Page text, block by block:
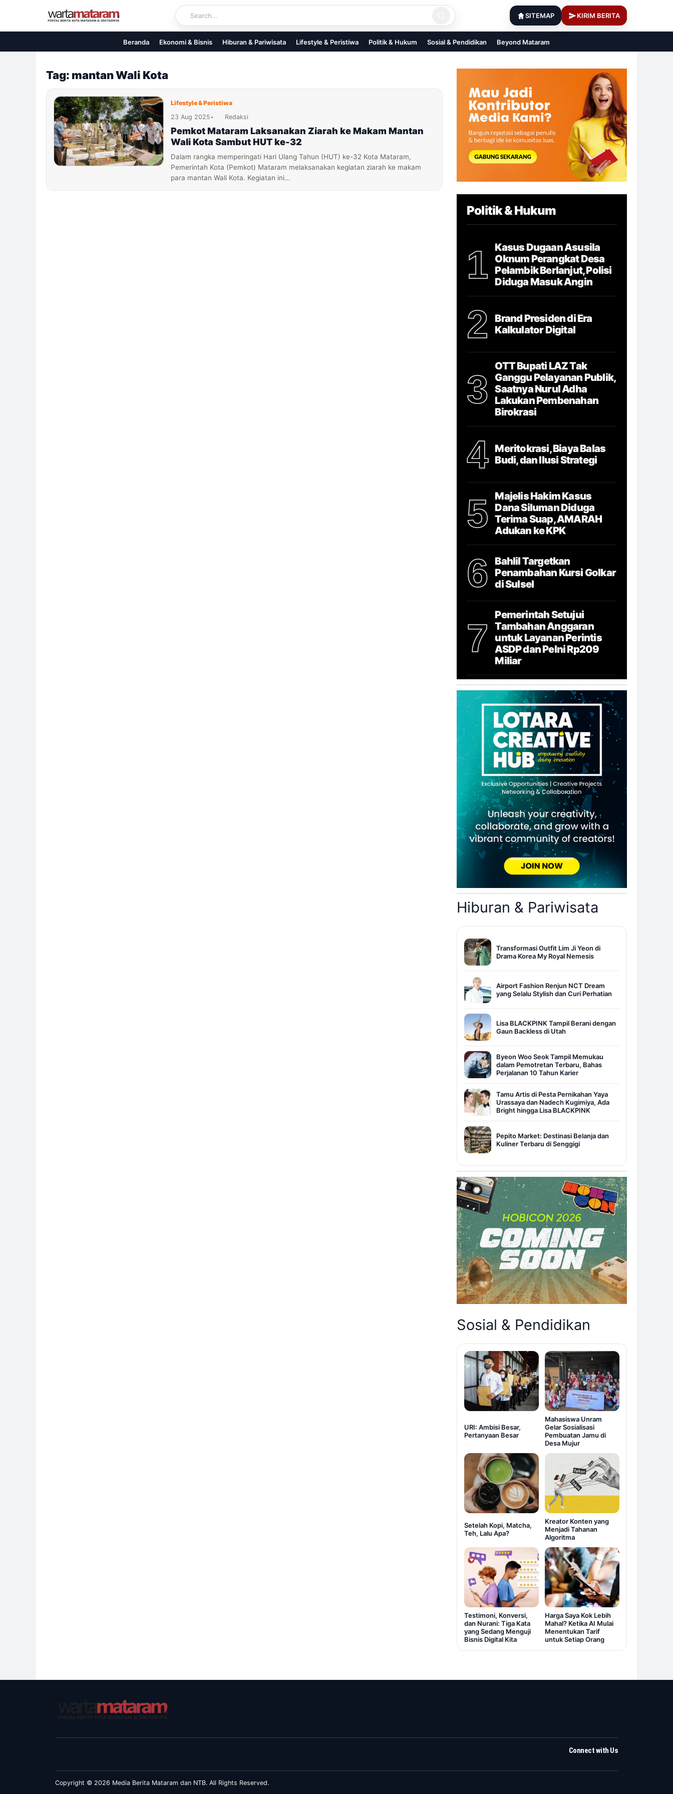
content
SITEMAP KIRIM BERITA
Beranda Ekonomi & Bisnis Hiburan & Pariwisata Lifestyle & Peristiwa Politik & Hukum Sosial & Pendidikan Beyond Mataram
Tag: mantan Wali Kota
Lifestyle & Peristiwa
23 Aug 2025• Redaksi
Pemkot Mataram Laksanakan Ziarah ke Makam Mantan
Wali Kota Sambut HUT ke-32
Dalam rangka memperingati Hari Ulang Tahun (HUT) ke-32 Kota Mataram,
Pemerintah Kota (Pemkot) Mataram melaksanakan kegiatan ziarah ke makam
para mantan Wali Kota. Kegiatan ini…
Politik & Hukum
1
Kasus Dugaan Asusila
Oknum Perangkat Desa
Pelambik Berlanjut, Polisi
Diduga Masuk Angin
2
Brand Presiden di Era
Kalkulator Digital
3
OTT Bupati LAZ Tak
Ganggu Pelayanan Publik,
Saatnya Nurul Adha
Lakukan Pembenahan
Birokrasi
4
Meritokrasi, Biaya Balas
Budi, dan Ilusi Strategi
5
Majelis Hakim Kasus
Dana Siluman Diduga
Terima Suap, AMARAH
Adukan ke KPK
6
Bahlil Targetkan
Penambahan Kursi Golkar
di Sulsel
7
Pemerintah Setujui
Tambahan Anggaran
untuk Layanan Perintis
ASDP dan Pelni Rp209
Miliar
Hiburan & Pariwisata
Transformasi Outfit Lim Ji Yeon di
Drama Korea My Royal Nemesis
Airport Fashion Renjun NCT Dream
yang Selalu Stylish dan Curi Perhatian
Lisa BLACKPINK Tampil Berani dengan
Gaun Backless di Utah
Byeon Woo Seok Tampil Memukau
dalam Pemotretan Terbaru, Bahas
Perjalanan 10 Tahun Karier
Tamu Artis di Pesta Pernikahan Yaya
Urassaya dan Nadech Kugimiya, Ada
Bright hingga Lisa BLACKPINK
Pepito Market: Destinasi Belanja dan
Kuliner Terbaru di Senggigi
Sosial & Pendidikan
URI: Ambisi Besar,
Pertanyaan Besar
Mahasiswa Unram
Gelar Sosialisasi
Pembuatan Jamu di
Desa Mujur
Setelah Kopi, Matcha,
Teh, Lalu Apa?
Kreator Konten yang
Menjadi Tahanan
Algoritma
Testimoni, Konversi,
dan Nurani: Tiga Kata
yang Sedang Menguji
Bisnis Digital Kita
Harga Saya Kok Lebih
Mahal? Ketika AI Mulai
Menentukan Tarif
untuk Setiap Orang
Connect with Us
Copyright © 2026 Media Berita Mataram dan NTB. All Rights Reserved.